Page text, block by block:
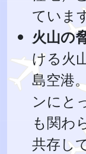
ていま
火山の
ける火
島空港
ンにと
も関わ
共存し